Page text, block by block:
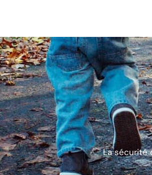
La sécurité